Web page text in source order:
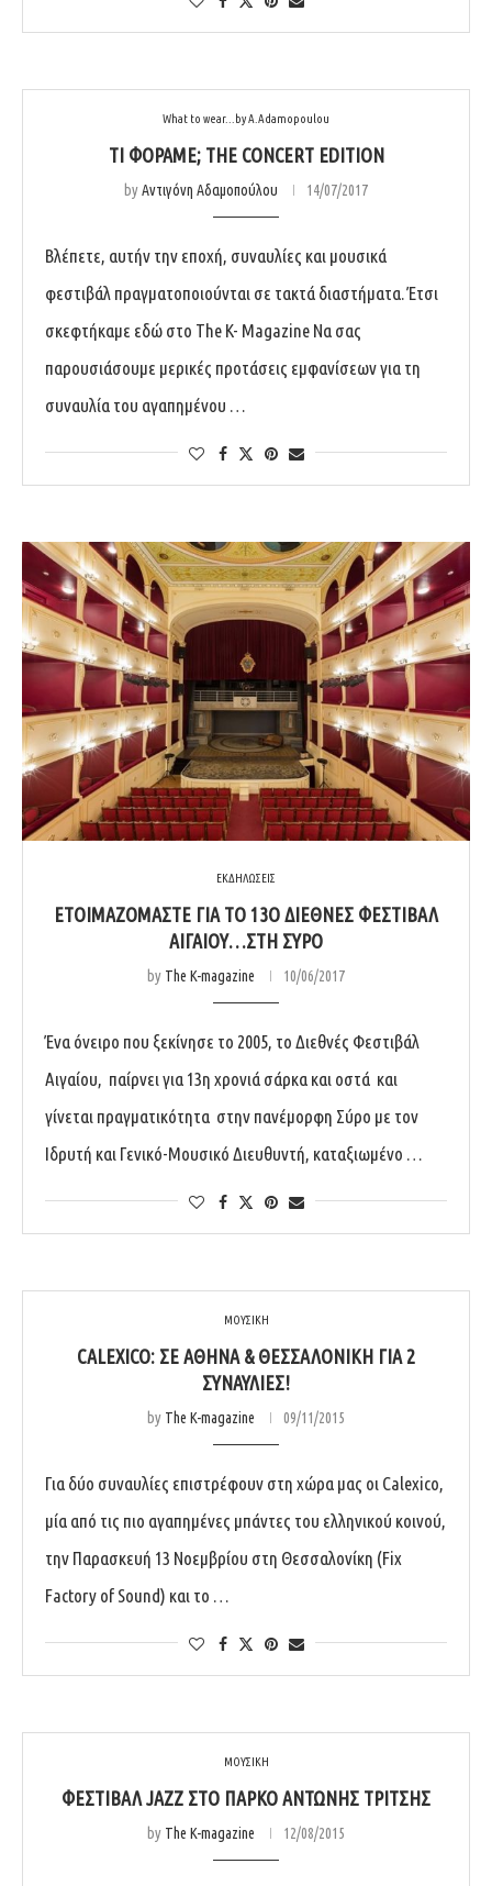
What to wear...by A.Adamopoulou
ΤΙ ΦΟΡΆΜΕ; THE CONCERT EDITION
byΑντιγόνη Αδαμοπούλου 14/07/2017
Βλέπετε, αυτήν την εποχή, συναυλίες και μουσικά
φεστιβάλ πραγματοποιούνται σε τακτά διαστήματα. Έτσι
σκεφτήκαμε εδώ στο The K- Magazine Να σας
παρουσιάσουμε μερικές προτάσεις εμφανίσεων για τη
συναυλία του αγαπημένου …
ΕΚΔΗΛΩΣΕΙΣ
ΕΤΟΙΜΑΖΌΜΑΣΤΕ ΓΙΑ ΤΟ 13Ο ΔΙΕΘΝΈΣ ΦΕΣΤΙΒΆΛ
ΑΙΓΑΊΟΥ…ΣΤΗ ΣΎΡΟ
by The K-magazine 10/06/2017
Ένα όνειρο που ξεκίνησε το 2005, το Διεθνές Φεστιβάλ
Αιγαίου, παίρνει για 13η χρονιά σάρκα και οστά και
γίνεται πραγματικότητα στην πανέμορφη Σύρο με τον
Ιδρυτή και Γενικό-Μουσικό Διευθυντή, καταξιωμένο …
ΜΟΥΣΙΚΗ
CALEXICO: ΣΕ ΑΘΉΝΑ & ΘΕΣΣΑΛΟΝΊΚΗ ΓΙΑ 2
ΣΥΝΑΥΛΊΕΣ!
by The K-magazine 09/11/2015
Για δύο συναυλίες επιστρέφουν στη χώρα μας οι Calexico,
μία από τις πιο αγαπημένες μπάντες του ελληνικού κοινού,
την Παρασκευή 13 Νοεμβρίου στη Θεσσαλονίκη (Fix
Factory of Sound) και το …
ΜΟΥΣΙΚΗ
ΦΕΣΤΙΒΆΛ JAZZ ΣΤΟ ΠΆΡΚΟ ΑΝΤΏΝΗΣ ΤΡΊΤΣΗΣ
by The K-magazine 12/08/2015